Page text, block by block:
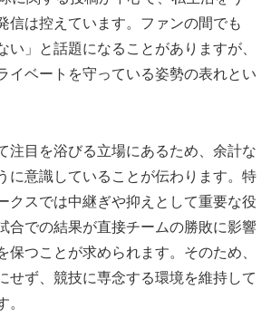
信は控えています。ファンの間でも
い」と話題になることがありますが、
イベートを守っている姿勢の表れとい
注目を浴びる立場にあるため、余計な
に意識していることが伝わります。特
クスでは中継ぎや抑えとして重要な役
合での結果が直接チームの勝敗に影響
保つことが求められます。そのため、
せず、競技に専念する環境を維持して
。